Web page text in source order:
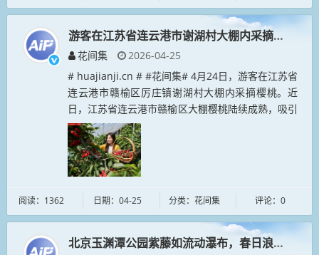
游客在江苏省连云港市谢湖村大棚内采摘樱桃
花间集
2026-04-25
# huajianji.cn # #花间集# 4月24日，游客在江苏省
连云港市赣榆区厉庄镇谢湖村大棚内采摘樱桃。近
日，江苏省连云港市赣榆区大棚樱桃陆续成熟，吸引
了众多游人前来采摘。近年来，江苏省连云港市赣榆
区大力发展...
阅读：1362 日期：04-25 分类：花间集 评论：0
北京玉渊潭公园紫藤如流动瀑布，春日浪漫景观